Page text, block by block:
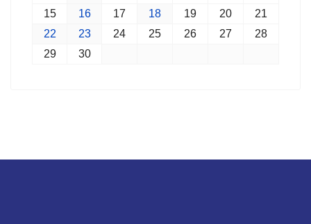
15
16 17 18 19 20
21
22
23 24 25 26 27
28
29
30